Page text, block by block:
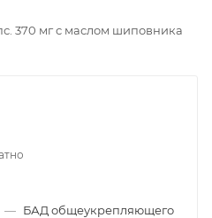
370 мг с маслом шиповника
— БАД общеукрепляющего